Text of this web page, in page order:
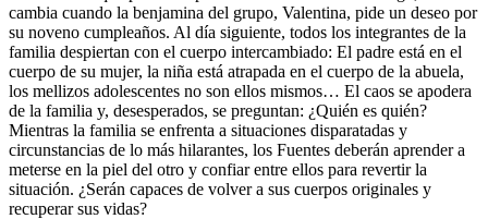
cambia cuando la benjamina del grupo, Valentina, pide un deseo por
su noveno cumpleaños. Al día siguiente, todos los integrantes de la
familia despiertan con el cuerpo intercambiado: El padre está en el
cuerpo de su mujer, la niña está atrapada en el cuerpo de la abuela,
los mellizos adolescentes no son ellos mismos… El caos se apodera
de la familia y, desesperados, se preguntan: ¿Quién es quién?
Mientras la familia se enfrenta a situaciones disparatadas y
circunstancias de lo más hilarantes, los Fuentes deberán aprender a
meterse en la piel del otro y confiar entre ellos para revertir la
situación. ¿Serán capaces de volver a sus cuerpos originales y
recuperar sus vidas?